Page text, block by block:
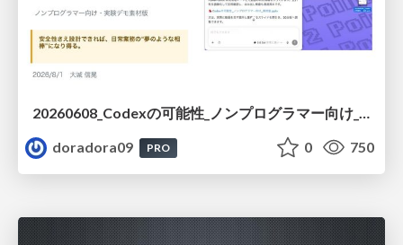
20260608_Codexの可能性_ノンプログラマー向け_大城追記
doradora09
PRO 0 750